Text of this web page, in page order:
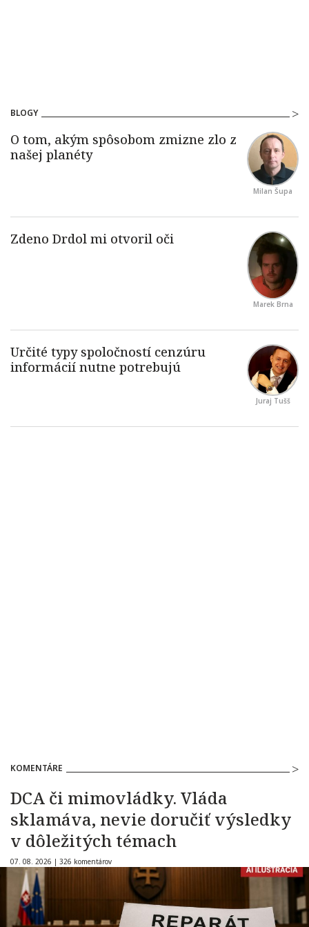
BLOGY
Milan Šupa
Marek Brna
Juraj Tušš
KOMENTÁRE
DCA či mimovládky. Vláda
sklamáva, nevie doručiť výsledky
v dôležitých témach
07. 08. 2026 | 326 komentárov